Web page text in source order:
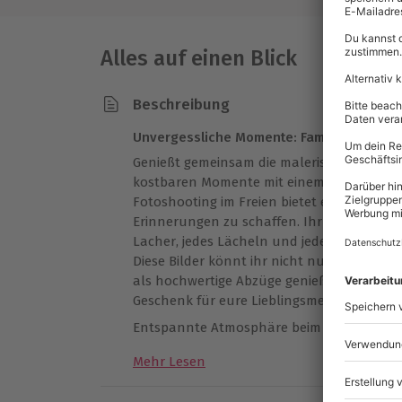
Alles auf einen Blick
Beschreibung
Unvergessliche Momente: Familien-
Genießt gemeinsam die malerische
kostbaren Momente mit einem
Fotoshooting im Freien bietet euch die
Erinnerungen zu schaffen. Ihr erhaltet 15
Lacher, jedes Lächeln und jede
Diese Bilder könnt ihr nicht nur online
als hochwertige Abzüge genießen. Ob für
Geschenk für eure Lieblingsmenschen –
Entspannte Atmosphäre beim Shooting
Die idyllische Kulisse von Oberrot macht
und verleiht euren Fotos eine natürliche
Genießt einfach die Zeit zusammen, lacht
Mehr Lesen